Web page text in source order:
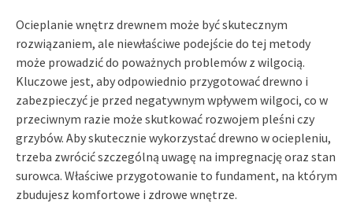
Ocieplanie wnętrz drewnem może być skutecznym
rozwiązaniem, ale niewłaściwe podejście do tej metody
może prowadzić do poważnych problemów z wilgocią.
Kluczowe jest, aby odpowiednio przygotować drewno i
zabezpieczyć je przed negatywnym wpływem wilgoci, co w
przeciwnym razie może skutkować rozwojem pleśni czy
grzybów. Aby skutecznie wykorzystać drewno w ociepleniu,
trzeba zwrócić szczególną uwagę na impregnację oraz stan
surowca. Właściwe przygotowanie to fundament, na którym
zbudujesz komfortowe i zdrowe wnętrze.